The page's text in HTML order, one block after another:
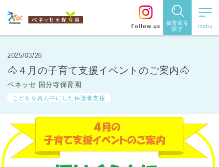
保育園を
探す
保育園を探す
住所・駅
名 から探
す
2025/03/26
🐴４月の子育て支援イベントのご案内🐴
ベネッセ 国分寺保育園
こどもを真ん中にした保護者支援